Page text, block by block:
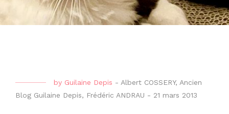
by Guilaine Depis - Albert COSSERY, Ancien
Blog Guilaine Depis, Frédéric ANDRAU - 21 mars 2013